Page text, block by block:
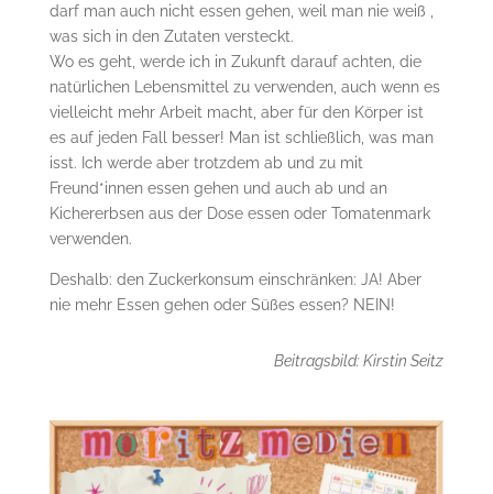
darf man auch nicht essen gehen, weil man nie weiß ,
was sich in den Zutaten versteckt.
Wo es geht, werde ich in Zukunft darauf achten, die
natürlichen Lebensmittel zu verwenden, auch wenn es
vielleicht mehr Arbeit macht, aber für den Körper ist
es auf jeden Fall besser! Man ist schließlich, was man
isst. Ich werde aber trotzdem ab und zu mit
Freund*innen essen gehen und auch ab und an
Kichererbsen aus der Dose essen oder Tomatenmark
verwenden.
Deshalb: den Zuckerkonsum einschränken: JA! Aber
nie mehr Essen gehen oder Süßes essen? NEIN!
Beitragsbild: Kirstin Seitz